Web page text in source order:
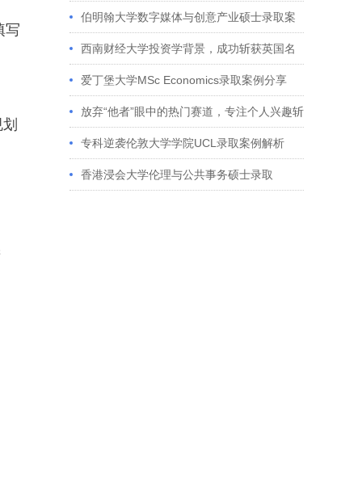
写
伯明翰大学数字媒体与创意产业硕士录取案
例 西南财经大学投资学背景，成功斩获英国名
校多份Offer
爱丁堡大学MSc Economics录取案例分享
放弃“他者”眼中的热门赛道，专注个人兴趣斩
获藤校offer｜成功跨专业申请经验分享
专科逆袭伦敦大学学院UCL录取案例解析
香港浸会大学伦理与公共事务硕士录取